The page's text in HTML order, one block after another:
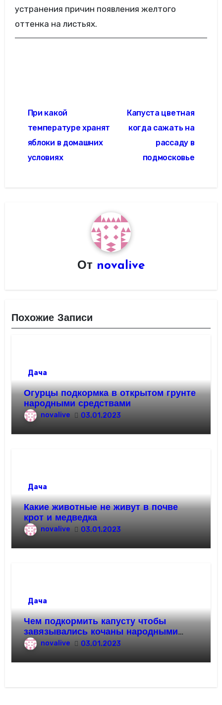
устранения причин появления желтого
оттенка на листьях.
по
записям
При какой
температуре хранят
яблоки в домашних
условиях
Капуста цветная
когда сажать на
рассаду в
подмосковье
От novalive
Похожие Записи
Дача
Огурцы подкормка в открытом грунте
народными средствами
novalive 03.01.2023
Дача
Какие животные не живут в почве
крот и медведка
novalive 03.01.2023
Дача
Чем подкормить капусту чтобы
завязывались кочаны народными
средствами
novalive 03.01.2023